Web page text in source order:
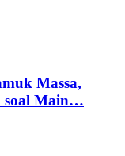
Massa,
soal Main…